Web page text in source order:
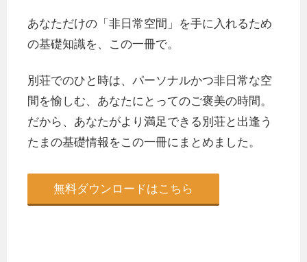
あなただけの「非日常空間」を手に入れるため
の基礎知識を、この一冊で。
別荘でのひと時は、パーソナルかつ非日常な空
間を愉しむ、あなたにとってのご褒美の時間。
だから、あなたがより満足できる別荘と出逢う
たまの基礎情報をこの一冊にまとめました。
無料ダウンロードはこちら